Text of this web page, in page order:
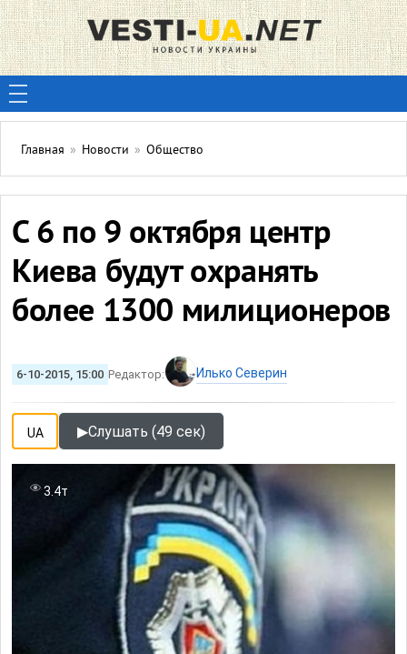
Главная » Новости » Общество
С 6 по 9 октября центр
Киева будут охранять
более 1300 милиционеров
6-10-2015, 15:00 Редактор: Илько Северин
UA ▶Слушать (49 сек)
3.4т